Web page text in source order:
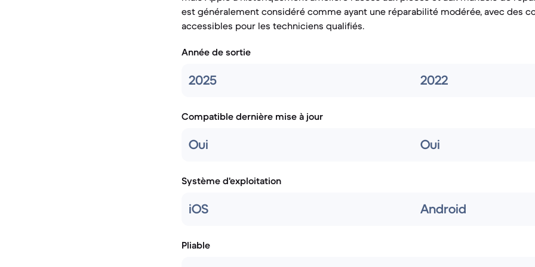
est généralement considéré comme ayant une réparabilité modérée, avec des
accessibles pour les techniciens qualifiés.
Année de sortie
2025 2022
Compatible dernière mise à jour
Oui Oui
Système d'exploitation
iOS Android
Pliable